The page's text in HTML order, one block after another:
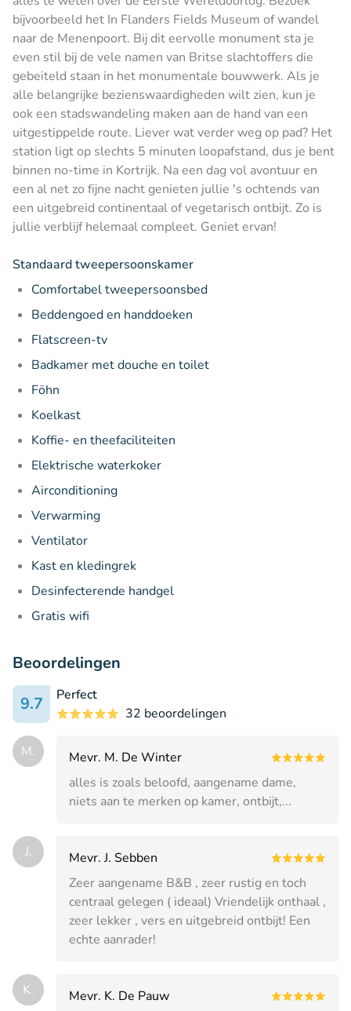
bijvoorbeeld het In Flanders Fields Museum of wandel
naar de Menenpoort. Bij dit eervolle monument sta je
even stil bij de vele namen van Britse slachtoffers die
gebeiteld staan in het monumentale bouwwerk. Als je
alle belangrijke bezienswaardigheden wilt zien, kun je
ook een stadswandeling maken aan de hand van een
uitgestippelde route. Liever wat verder weg op pad? Het
station ligt op slechts 5 minuten loopafstand, dus je bent
binnen no-time in Kortrijk. Na een dag vol avontuur en
een al net zo fijne nacht genieten jullie 's ochtends van
een uitgebreid continentaal of vegetarisch ontbijt. Zo is
jullie verblijf helemaal compleet. Geniet ervan!
Standaard tweepersoonskamer
Comfortabel tweepersoonsbed
Beddengoed en handdoeken
Flatscreen-tv
Badkamer met douche en toilet
Föhn
Koelkast
Koffie- en theefaciliteiten
Elektrische waterkoker
Airconditioning
Verwarming
Ventilator
Kast en kledingrek
Desinfecterende handgel
Gratis wifi
Beoordelingen
9.7
Perfect
32 beoordelingen
M.
Mevr. M. De Winter
alles is zoals beloofd, aangename dame,
niets aan te merken op kamer, ontbijt,...
J.
Mevr. J. Sebben
Zeer aangename B&B , zeer rustig en toch
centraal gelegen ( ideaal) Vriendelijk onthaal ,
zeer lekker , vers en uitgebreid ontbijt! Een
echte aanrader!
K.
Mevr. K. De Pauw